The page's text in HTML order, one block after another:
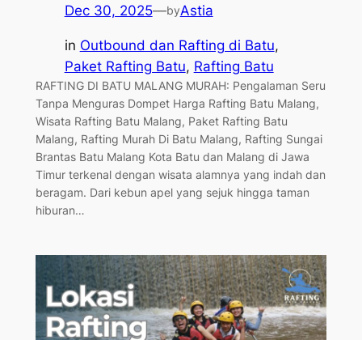
Dec 30, 2025—byAstia
in Outbound dan Rafting di Batu
Paket Rafting Batu, Rafting Batu
RAFTING DI BATU MALANG MURAH: Pengalaman Seru
Tanpa Menguras Dompet Harga Rafting Batu Malang,
Wisata Rafting Batu Malang, Paket Rafting Batu
Malang, Rafting Murah Di Batu Malang, Rafting Sungai
Brantas Batu Malang Kota Batu dan Malang di Jawa
Timur terkenal dengan wisata alamnya yang indah dan
beragam. Dari kebun apel yang sejuk hingga taman
hiburan…